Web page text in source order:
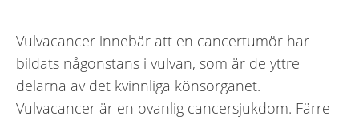
Vulvacancer innebär att en cancertumör har
bildats någonstans i vulvan, som är de yttre
delarna av det kvinnliga könsorganet.
Vulvacancer är en ovanlig cancersjukdom. Färre